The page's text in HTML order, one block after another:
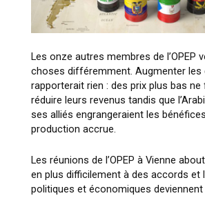
Les onze autres membres de l’OPEP
choses différemment. Augmenter les
rapporterait rien : des prix plus bas ne
réduire leurs revenus tandis que
ses alliés engrangeraient les bénéfices
production accrue.
Les réunions de l’OPEP à Vienne
en plus difficilement à des accords et
politiques et économiques